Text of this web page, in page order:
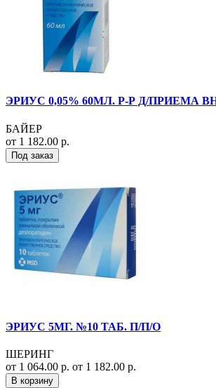
ЭРИУС 0,05% 60МЛ. Р-Р Д/ПРИЕМА
БАЙЕР
от 1 182.00 р.
Под заказ
ЭРИУС 5МГ. №10 ТАБ. П/П/О
ШЕРИНГ
от 1 064.00 р. от 1 182.00 р.
В корзину